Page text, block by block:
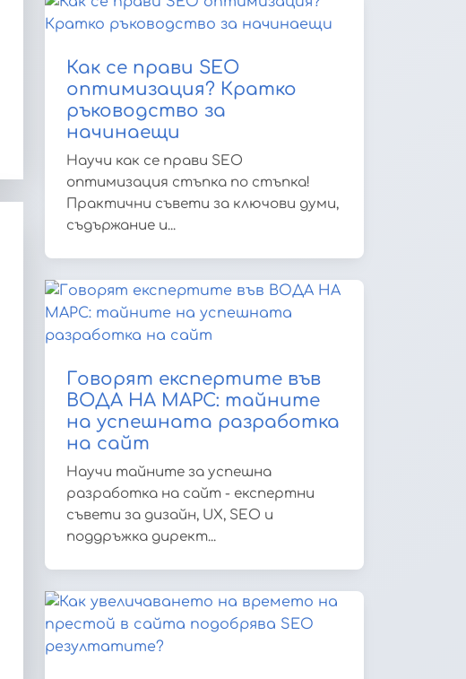
Как се прави SEO
оптимизация? Кратко
ръководство за
начинаещи
Научи как се прави SEO
оптимизация стъпка по стъпка!
Практични съвети за ключови думи,
съдържание и...
Говорят експертите във
ВОДА НА МАРС: тайните
на успешната разработка
на сайт
Научи тайните за успешна
разработка на сайт - експертни
съвети за дизайн, UX, SEO и
поддръжка директ...